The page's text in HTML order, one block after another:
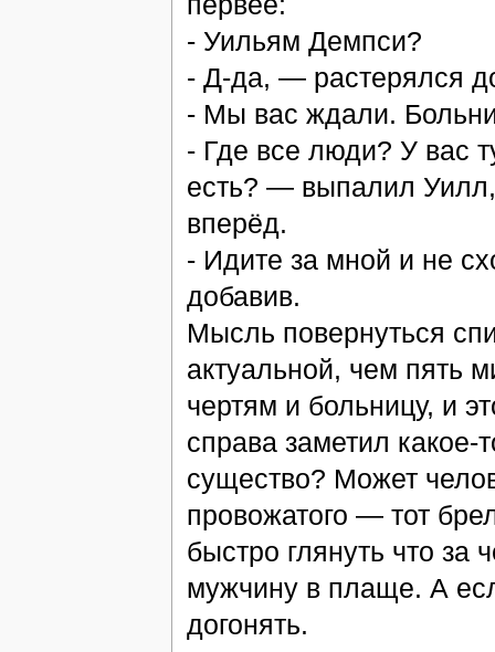
- Уильям Демпси?
- Д-да, — растерялся
- Мы вас ждали.
- Где все люди? У вас
есть? — выпалил
вперёд.
- Идите за мной и не
добавив.
Мысль повернуться
актуальной, чем пять
чертям и больницу, и
справа заметил
существо? Может
провожатого — тот
быстро глянуть что за
мужчину в плаще. А
догонять.